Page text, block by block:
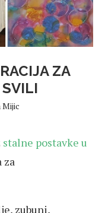
ZA
Mijic
stalne postavke u
za
zubuni,